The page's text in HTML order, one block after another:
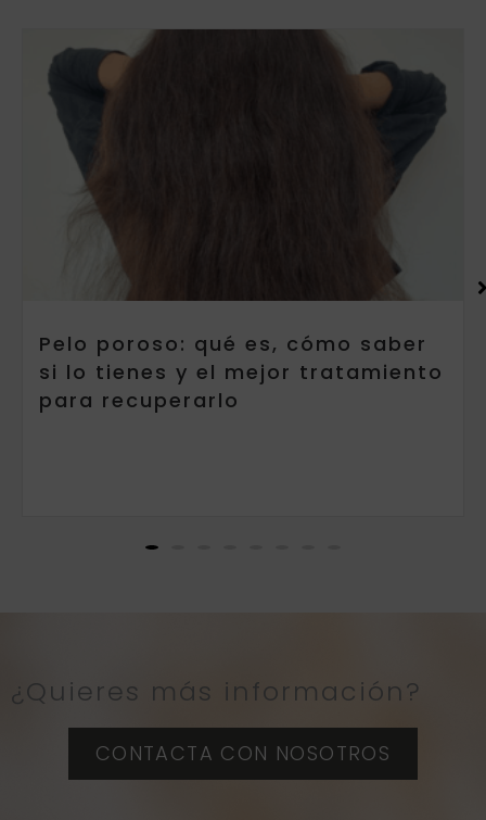
Pelo poroso: qué es, cómo saber
si lo tienes y el mejor tratamiento
para recuperarlo
¿Quieres más información?
CONTACTA CON NOSOTROS